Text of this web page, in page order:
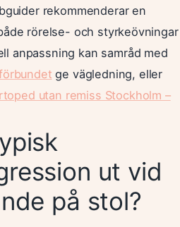
rekommenderar en
rörelse- och styrkeövningar
anpassning kan samråd med
ge vägledning, eller
utan remiss Stockholm –
ut vid
på stol?